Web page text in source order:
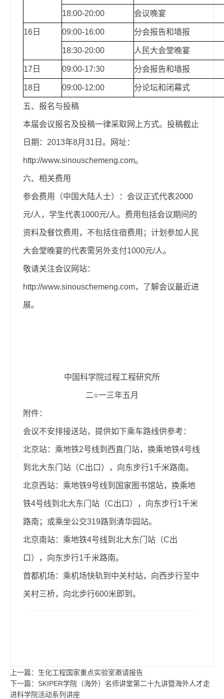
18:00-20:00 会议晚宴
16日 09:00-16:00 分会报告和墙报
18:30-20:00 人民大会堂晚宴
17日 09:00-17:30 分会报告和墙报
18日 09:00-12:00 分论坛和闭幕式
五、报名与投稿
本届会议报名及投稿一律采取网上方式。投稿截止
日期：2013年8月31日。网址：
http://www.sinouschemeng.com。
六、相关费用
参会费用（中国大陆人士）：会议正式代表2000
元/人，学生代表1000元/人。费用包括会议期间的
资料及餐饮费用，不包括住宿费用；计划参加人民
大会堂晚宴的代表需另外支付1000元/人。
敬请关注会议网站：
http://www.sinouschemeng.com，了解会议最近进
展。
中国科学院过程工程研究所
二○一三年五月
附件：
会议不安排接送站，提供如下乘车路线供参考：
北京站：乘地铁2号线到西直门站，换乘地铁4号线
到北大东门站（C出口），向东步行1千米路南。
北京西站：乘地铁9号线到国家图书馆站，换乘地
铁4号线到北大东门站（C出口），向东步行1千米
路南；或乘坐公交319路到清华园站。
北京南站：乘地铁4号线到北大东门站（C出
口），向东步行1千米路南。
首都机场：乘机场快轨到中关村站，向西步行至中
关村三桥，向北步行600米即到。
上一篇：生化工程国家重点实验室邀请报告
下一篇：SKIPER学院（海外）名师讲堂第二十九讲暨海外人才走
进科学院活动系列讲座